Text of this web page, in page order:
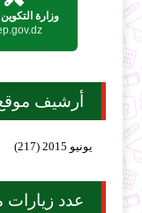
وزارة
أرشيف موقع
عدد زيارات